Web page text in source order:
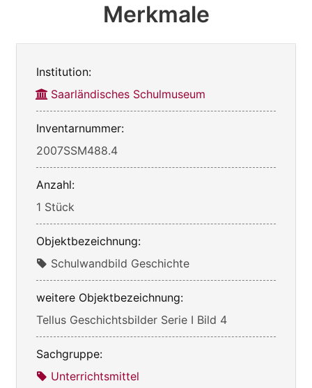
Merkmale
Institution:
Saarländisches Schulmuseum
Inventarnummer:
2007SSM488.4
Anzahl:
1 Stück
Objektbezeichnung:
Schulwandbild Geschichte
weitere Objektbezeichnung:
Tellus Geschichtsbilder Serie I Bild 4
Sachgruppe:
Unterrichtsmittel